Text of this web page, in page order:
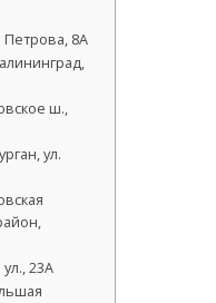
8А
ш.,
ул.
23А